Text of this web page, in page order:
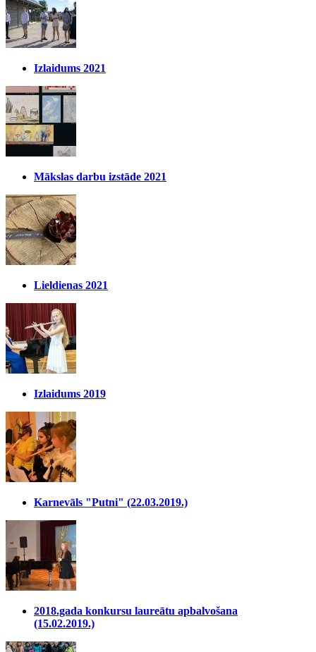
Izlaidums 2021
Mākslas darbu izstāde 2021
Lieldienas 2021
Izlaidums 2019
Karnevāls "Putni" (22.03.2019.)
2018.gada konkursu laureātu apbalvošana
(15.02.2019.)